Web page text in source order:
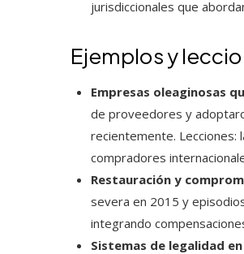
jurisdiccionales que
Ejemplos y
Empresas oleaginosas
de proveedores y
recientemente. Lecciones:
compradores
Restauración y
severa en 2015 y
integrando
Sistemas de legalidad